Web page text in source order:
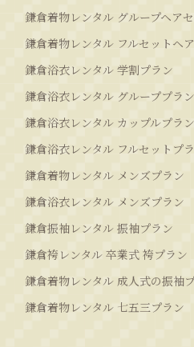
鎌倉着物レンタル グループヘア
鎌倉着物レンタル フルセットヘ
鎌倉浴衣レンタル 学割プラン
鎌倉浴衣レンタル グループプラン
鎌倉浴衣レンタル カップルプラン
鎌倉浴衣レンタル フルセットプ
鎌倉着物レンタル メンズプラン
鎌倉浴衣レンタル メンズプラン
鎌倉振袖レンタル 振袖プラン
鎌倉袴レンタル 卒業式 袴プラン
鎌倉着物レンタル 成人式の振袖
鎌倉着物レンタル 七五三プラン